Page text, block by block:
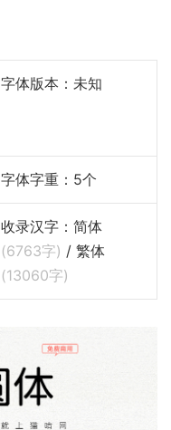
字体版本：未知
字体字重：5个
收录汉字：简体
(6763字) / 繁体
(13060字)